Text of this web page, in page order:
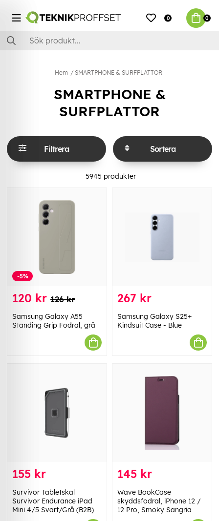
0 0
Hem SMARTPHONE & SURFPLATTOR
SMARTPHONE &
SURFPLATTOR
Filtrera Sortera
5945 produkter
-5%
120 kr 126 kr
Samsung Galaxy A55
Standing Grip Fodral, grå
267 kr
Samsung Galaxy S25+
Kindsuit Case - Blue
155 kr
Survivor Tabletskal
Survivor Endurance iPad
Mini 4/5 Svart/Grå (B2B)
145 kr
Wave BookCase
skyddsfodral, iPhone 12 /
12 Pro, Smoky Sangria